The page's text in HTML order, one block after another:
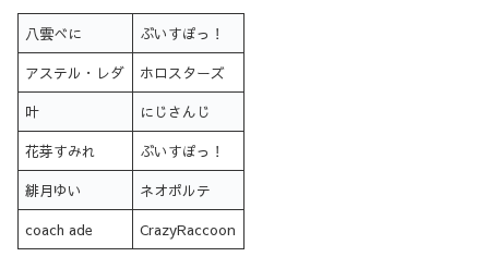
八雲べに ぶいすぽっ！
アステル・レダ ホロスターズ
叶 にじさんじ
花芽すみれ ぶいすぽっ！
緋月ゆい ネオポルテ
coach ade CrazyRaccoon